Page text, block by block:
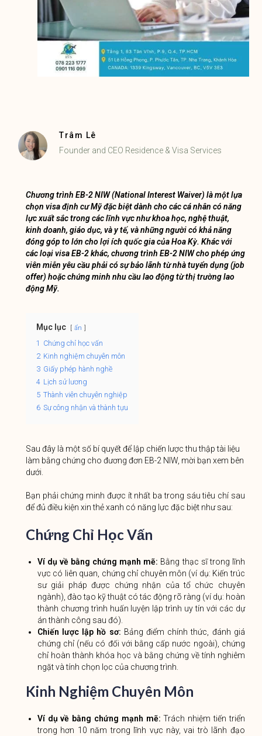
Trâm Lê
Founder and CEO Residence & Visa Services
Chương trình EB-2 NIW (National Interest Waiver) là một lựa
chọn visa định cư Mỹ đặc biệt dành cho các cá nhân có năng
lực xuất sắc trong các lĩnh vực như khoa học, nghệ thuật,
kinh doanh, giáo dục, và y tế, và những người có khả năng
đóng góp to lớn cho lợi ích quốc gia của Hoa Kỳ. Khác với
các loại visa EB-2 khác, chương trình EB-2 NIW cho phép ứng
viên miễn yêu cầu phải có sự bảo lãnh từ nhà tuyển dụng (job
offer) hoặc chứng minh nhu cầu lao động từ thị trường lao
động Mỹ.
Mục lục ẩn
1 Chứng chỉ học vấn
2 Kinh nghiệm chuyên môn
3 Giấy phép hành nghề
4 Lịch sử lương
5 Thành viên chuyên nghiệp
6 Sự công nhận và thành tựu
Sau đây là một số bí quyết để lập chiến lược thu thập tài liệu
làm bằng chứng cho đương đơn EB-2 NIW, mời bạn xem bên
dưới.
Bạn phải chứng minh được ít nhất ba trong sáu tiêu chí sau
để đủ điều kiện xin thẻ xanh có năng lực đặc biệt như sau:
Chứng Chỉ Học Vấn
Ví dụ về bằng chứng mạnh mẽ: Bằng thạc sĩ trong lĩnh
vực có liên quan, chứng chỉ chuyên môn (ví dụ: Kiến trúc
sư giải pháp được chứng nhận của tổ chức chuyên
ngành), đào tạo kỹ thuật có tác động rõ ràng (ví dụ: hoàn
thành chương trình huấn luyện lập trình uy tín với các dự
án thành công sau đó).
Chiến lược lập hồ sơ: Bảng điểm chính thức, đánh giá
chứng chỉ (nếu có đối với bằng cấp nước ngoài), chứng
chỉ hoàn thành khóa học và bằng chứng về tính nghiêm
ngặt và tính chọn lọc của chương trình.
Kinh Nghiệm Chuyên Môn
Ví dụ về bằng chứng mạnh mẽ: Trách nhiệm tiến triển
trong hơn 10 năm trong lĩnh vực này, vai trò lãnh đạo